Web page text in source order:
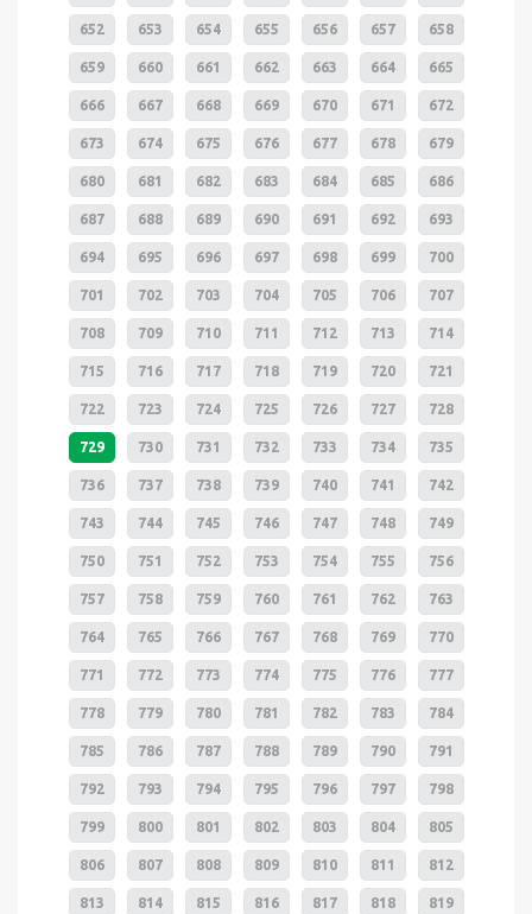
652 653 654 655 656 657 658
659 660 661 662 663 664 665
666 667 668 669 670 671 672
673 674 675 676 677 678 679
680 681 682 683 684 685 686
687 688 689 690 691 692 693
694 695 696 697 698 699 700
701 702 703 704 705 706 707
708 709 710 711 712 713 714
715 716 717 718 719 720 721
722 723 724 725 726 727 728
729 730 731 732 733 734 735
736 737 738 739 740 741 742
743 744 745 746 747 748 749
750 751 752 753 754 755 756
757 758 759 760 761 762 763
764 765 766 767 768 769 770
771 772 773 774 775 776 777
778 779 780 781 782 783 784
785 786 787 788 789 790 791
792 793 794 795 796 797 798
799 800 801 802 803 804 805
806 807 808 809 810 811 812
813 814 815 816 817 818 819